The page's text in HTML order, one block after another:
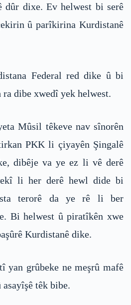
dûr dixe. Ev helwest bi serê
û parîkirina Kurdistanê
Federal red dike û bi
dibe xwedî yek helwest.
Mûsil têkeve nav sînorên
PKK li çiyayên Şingalê
dibêje va ye ez li vê derê
li her derê hewl dide bi
terorê da ye rê li ber
Bi helwest û piratîkên xwe
Kurdistanê dike.
yan grûbeke ne meşrû mafê
têk bibe.